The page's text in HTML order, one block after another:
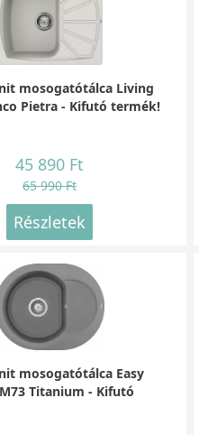
mosogatótálca Living
Pietra - Kifutó termék!
45 890 Ft
65 990 Ft
Részletek
mosogatótálca Easy
Titanium - Kifutó